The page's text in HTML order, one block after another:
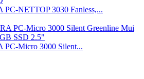
PC-NETTOP 3030 Fanless,...
PC-Micro 3000 Silent...